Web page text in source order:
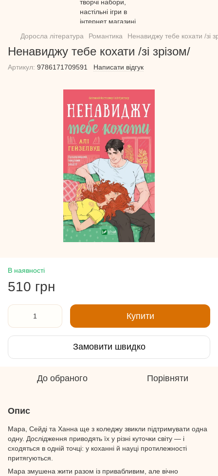
Доросла література Романтика Ненавиджу тебе кохати /зі
Ненавиджу тебе кохати /зі зрізом/
Артикул: 9786171709591 Написати відгук
В наявності
510 грн
Купити
Замовити швидко
До обраного Порівняти
Опис
Мара, Сейді та Ханна ще з коледжу звикли підтримувати одна
одну. Дослідження приводять їх у різні куточки світу — і
сходяться в одній точці: у коханні й науці протилежності
притягуються.
Мара змушена жити разом із привабливим, але вічно